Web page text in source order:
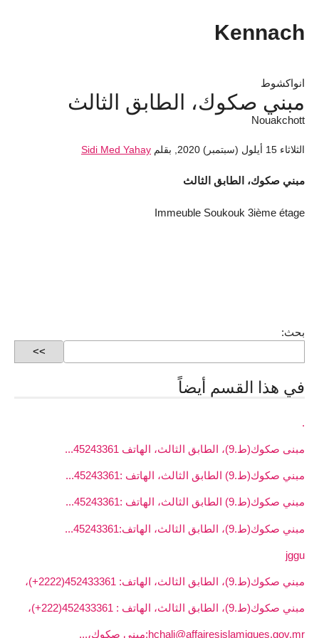
Kennach
انواكشوط
مبني صكوك، الطابق الثالث
Nouakchott
الثلاثاء 15 أيلول (سبتمبر) 2020 بقلم Sidi Med Yahay
مبني صكوك، الطابق الثالث
Immeuble Soukouk 3ième étage
بحث:
في هذا القسم أيضاً
.
مبنى صكوك(ط.9)، الطابق الثالث، الهاتف 45243361...
مبني صكوك(ط.9) الطابق الثالث، الهاتف :45243361...
مبني صكوك(ط.9) الطابق الثالث، الهاتف :45243361...
مبني صكوك(ط.9)، الطابق الثالث، الهاتف:45243361...
jggu
مبني صكوك(ط.9)، الطابق الثالث، الهاتف: 452433361(2222+)،
مبني صكوك(ط.9)، الطابق الثالث، الهاتف : 452433361(222+)،
hchali@affairesislamiques.gov.mr:مبني صكوك،...